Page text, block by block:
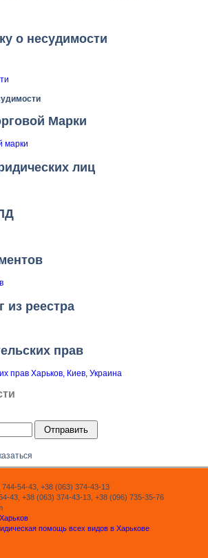
о несудимости
Марки
лиц
из реестра
прав
54-43, +38 (063) 374-43-13
43, +38 (063) 374-43-13, +38 (096) 735-35-76
помощь всех видов в Харькове